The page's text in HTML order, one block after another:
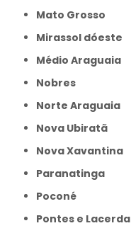
Mato Grosso
Mirassol dóeste
Médio Araguaia
Nobres
Norte Araguaia
Nova Ubiratã
Nova Xavantina
Paranatinga
Poconé
Pontes e Lacerda